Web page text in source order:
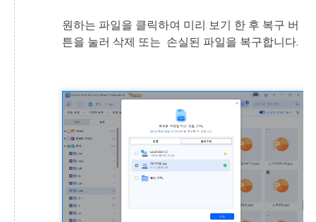
원하는 파일을 클릭하여 미리 보기 한 후 복구 버
튼을 눌러 삭제 또는 손실된 파일을 복구합니다.